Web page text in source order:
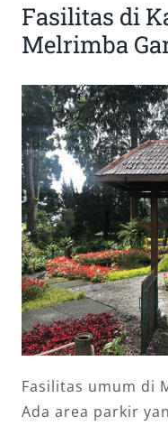
Fasilitas di
Melrimba
Fasilitas umum di
Ada area parkir